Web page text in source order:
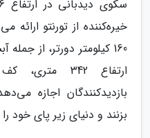
خیره‌کننده از تورنتو
160 کیلومتر دورتر، از
ارتفاع 342
بازدیدکنندگان اجازه
بزنند و دنیای زیر پای خود